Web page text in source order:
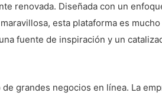
renovada. Diseñada con un
esta plataforma es
fuente de inspiración y un
grandes negocios en línea. La